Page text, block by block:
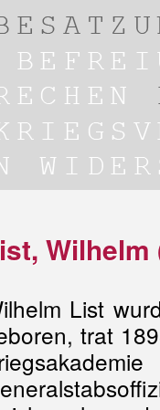
Wilhelm
List
trat